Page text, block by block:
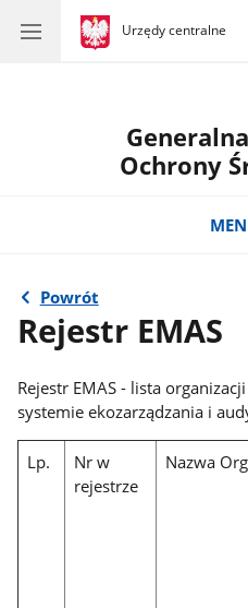
gov.pl
Urzędy centralne
gov.pl
Urzędy
Ochrony
Powrót
Rejestr EMAS
Rejestr EMAS - lista
systemie ekozarządzania i
Lp.
Nr w
rejestrze
Nazwa